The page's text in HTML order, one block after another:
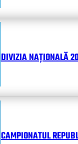
DIVIZIA NAȚIONALĂ
CAMPIONATUL